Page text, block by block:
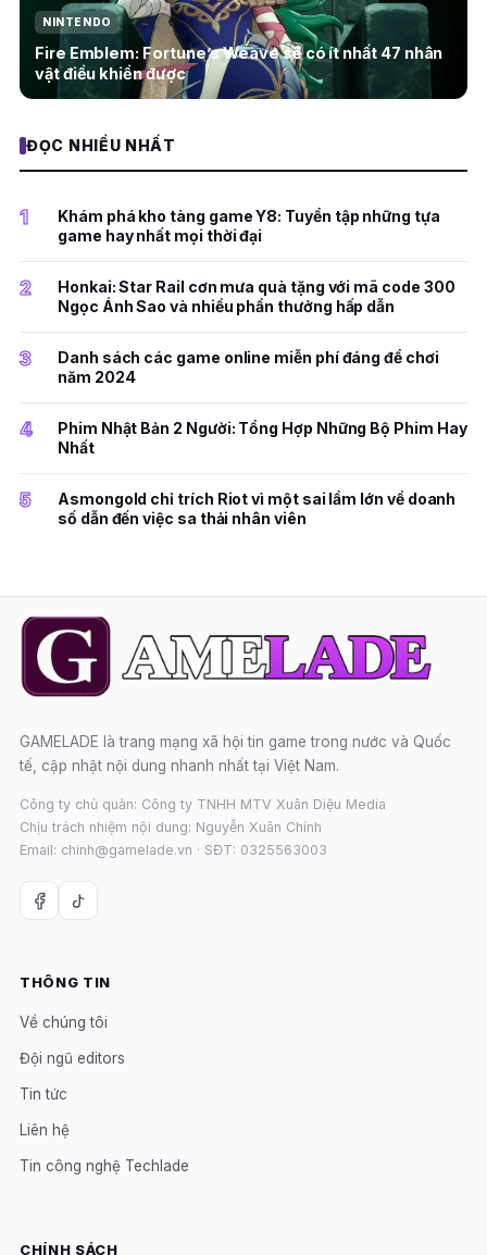
NINTENDO
Fire Emblem: Fortune’s Weave sẽ có ít nhất 47 nhân
vật điều khiển được
ĐỌC NHIỀU NHẤT
1
Khám phá kho tàng game Y8: Tuyển tập những tựa
game hay nhất mọi thời đại
2
Honkai: Star Rail cơn mưa quà tặng với mã code 300
Ngọc Ánh Sao và nhiều phần thưởng hấp dẫn
3
Danh sách các game online miễn phí đáng để chơi
năm 2024
4
Phim Nhật Bản 2 Người: Tổng Hợp Những Bộ Phim Hay
Nhất
5
Asmongold chỉ trích Riot vì một sai lầm lớn về doanh
số dẫn đến việc sa thải nhân viên
GAMELADE là trang mạng xã hội tin game trong nước và Quốc
tế, cập nhật nội dung nhanh nhất tại Việt Nam.
Công ty chủ quản: Công ty TNHH MTV Xuân Diệu Media
Chịu trách nhiệm nội dung: Nguyễn Xuân Chính
Email: chinh@gamelade.vn · SĐT: 0325563003
THÔNG TIN
Về chúng tôi
Đội ngũ editors
Tin tức
Liên hệ
Tin công nghệ Techlade
CHÍNH SÁCH